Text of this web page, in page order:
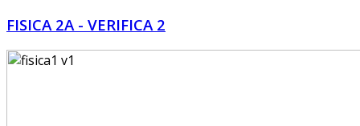
FISICA 2A - VERIFICA 2